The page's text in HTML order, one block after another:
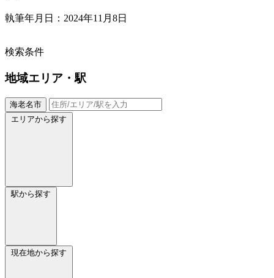
執筆年月日：2024年11月8日
検索条件
地域エリア・駅
海老名市
エリアから探す
駅から探す
現在地から探す